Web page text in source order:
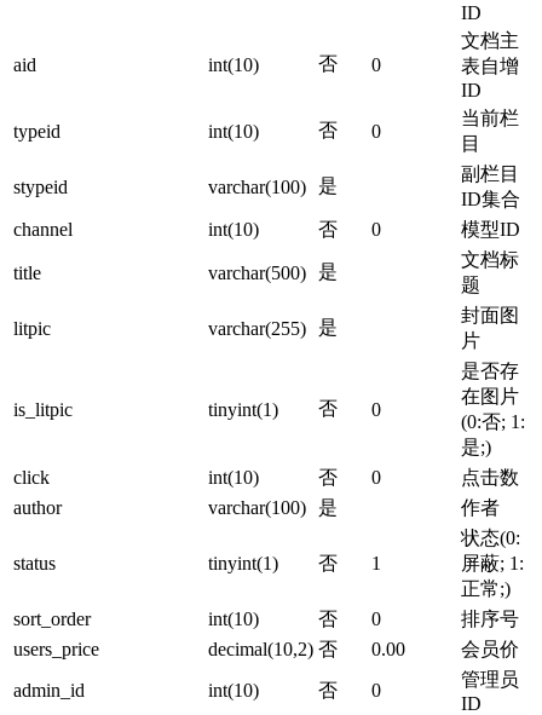
ID
aid int(10) 否 0
文档主
表自增
ID
typeid
int(10) 否 0
当前栏
目
stypeid varchar(100) 是
副栏目
ID集合
channel
int(10) 否 0 模型ID
title varchar(500) 是
文档标
题
litpic varchar(255) 是
封面图
片
is_litpic tinyint(1) 否 0
是否存
在图片
(0:否; 1:
是;)
click
int(10) 否 0
点击数
author
varchar(100) 是 作者
status tinyint(1) 否 1
状态(0:
屏蔽; 1:
正常;)
sort_order
int(10) 否 0
排序号
users_price
decimal(10,2) 否 0.00
会员价
admin_id
int(10) 否 0
管理员
ID